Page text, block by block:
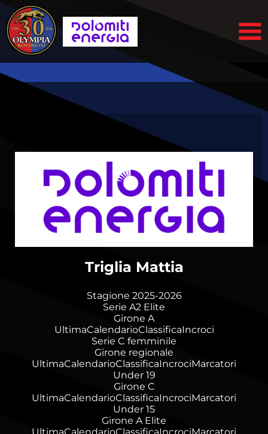
Triglia Mattia
Stagione 2025-2026
Serie A2 Elite
Girone A
UltimaCalendarioClassificaIncroci
Serie C femminile
Girone regionale
UltimaCalendarioClassificaIncrociMarcatori
Under 19
Girone C
UltimaCalendarioClassificaIncrociMarcatori
Under 15
Girone A Elite